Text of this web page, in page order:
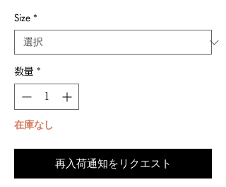
Size *
数量 *
在庫なし
再入荷通知をリクエスト